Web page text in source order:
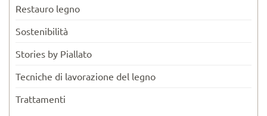
Restauro legno
Sostenibilità
Stories by Piallato
Tecniche di lavorazione del legno
Trattamenti